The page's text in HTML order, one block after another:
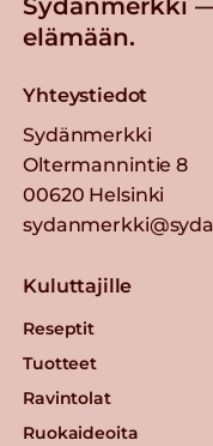
Sydänmerkki
elämään.
Yhteystiedot
Sydänmerkki
Oltermannintie 8
00620 Helsinki
Kuluttajille
Reseptit
Tuotteet
Ravintolat
Ruokaideoita